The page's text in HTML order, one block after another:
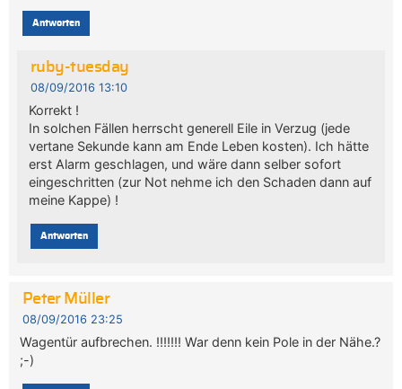
Antworten
ruby-tuesday
08/09/2016 13:10
Korrekt !
In solchen Fällen herrscht generell Eile in Verzug (jede
vertane Sekunde kann am Ende Leben kosten). Ich hätte
erst Alarm geschlagen, und wäre dann selber sofort
eingeschritten (zur Not nehme ich den Schaden dann auf
meine Kappe) !
Antworten
Peter Müller
08/09/2016 23:25
Wagentür aufbrechen. !!!!!!! War denn kein Pole in der Nähe.?
;-)